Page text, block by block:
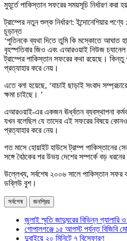
মুহূর্তে পাকিস্তান সফরের সময়সূচি নির্ধারণ করা
ট্রাম্পের নতুন শুল্ক নির্ধারণ: ইন্দোনেশিয়ার
চূড়ান্ত
‘পুতিনকে ব্যথা দিতে তুমি কি মস্কোতে আঘাত
বৃহস্পতিবার জিও এবং এআরওয়াই নিউজ চ্যানেল
ট্রাম্পের পাকিস্তান সফরের কথা রয়েছে।
প্রত্যাহার করে নেয়।
এতে বলা হয়েছে, ‘যাচাই ছাড়াই সংবাদ
ক্ষমা চাইছে। ’
এআরওয়াই-এর একজন ঊর্ধ্বতন ব্যবস্থাপনা
যখন বলেছিল যে তাদের এই সফরের বিষয়ে কোনও
প্রত্যাহার করে নেয়।
গত মাসে হোয়াইট হাউসে ট্রাম্প পাকিস্তানের
সঙ্গে বৈঠকের পর উভয় দেশের সম্পর্কে বড়
উল্লেখ্য, সর্বশেষ ২০০৬ সালে পাকিস্তান সফর
ডব্লিউ বুশ।
সর্বশেষ জনপ্রিয়
জুলাই স্মৃতি জাদুঘরের বিভিন্ন গ্যালারি ও
গোপালগঞ্জে ১৫ আগস্ট পর্যন্ত বিজিবি
দুবাইয়ে ২০ মিনিটে ৭ বিস্ফোরণ